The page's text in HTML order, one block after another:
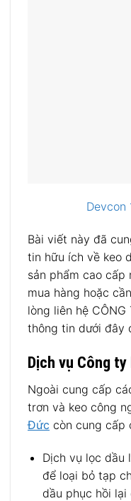
Devcon
Bài viết này đã
tin hữu ích về keo
sản phẩm cao cấp
mua hàng hoặc
lòng liên hệ
thông tin dưới đây
Dịch vụ Công
Ngoài cung cấp
trơn và keo công
Đức còn cung cấp
Dịch vụ lọc dầu
để loại bỏ tạp
dầu phục hồi lại